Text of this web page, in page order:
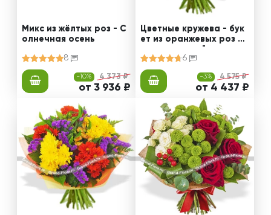
Микс из жёлтых роз - С
олнечная осень
8
-10% 4 373 ₽
от 3 936 ₽
Цветные кружева - бук
ет из оранжевых роз и
6
-3% 4 575 ₽
от 4 437 ₽